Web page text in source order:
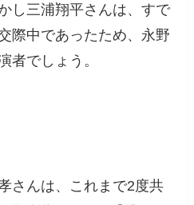
し三浦翔平さんは、すで
際中であったため、永野
者でしょう。
さんは、これまで2度共